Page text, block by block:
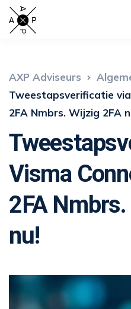
AXP Adviseurs
Tweestapsverificatie
2FA Nmbrs. Wijzig 2FA
Visma
2FA
nu!